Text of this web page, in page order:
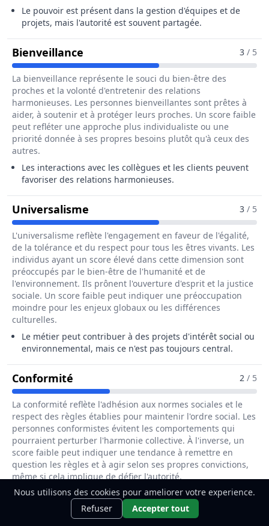
Le pouvoir est présent dans la gestion d'équipes et de
projets, mais l'autorité est souvent partagée.
Bienveillance Pour Le Métier De 3 / 5
La bienveillance représente le souci du bien-être des
proches et la volonté d'entretenir des relations
harmonieuses. Les personnes bienveillantes sont prêtes à
aider, à soutenir et à protéger leurs proches. Un score faible
peut refléter une approche plus individualiste ou une
priorité donnée à ses propres besoins plutôt qu'à ceux des
autres.
Les interactions avec les collègues et les clients peuvent
favoriser des relations harmonieuses.
Universalisme Pour Le Métier De 3 / 5
L'universalisme reflète l'engagement en faveur de l'égalité,
de la tolérance et du respect pour tous les êtres vivants. Les
individus ayant un score élevé dans cette dimension sont
préoccupés par le bien-être de l'humanité et de
l'environnement. Ils prônent l'ouverture d'esprit et la justice
sociale. Un score faible peut indiquer une préoccupation
moindre pour les enjeux globaux ou les différences
culturelles.
Le métier peut contribuer à des projets d'intérêt social ou
environnemental, mais ce n'est pas toujours central.
Conformité Pour Le Métier De Administrateur
2 / 5
La conformité reflète l'adhésion aux normes sociales et le
respect des règles établies pour maintenir l'ordre social. Les
personnes conformistes évitent les comportements qui
pourraient perturber l'harmonie collective. À l'inverse, un
score faible peut indiquer une tendance à remettre en
question les règles et à agir selon ses propres convictions,
même si cela implique de défier l'autorité.
Il y a un besoin de respecter certaines normes
techniques, mais la créativité laisse peu de place à la
conformité strict.
Ce métier t'intéresse ?Découvre
comment le devenir.
Nous utilisons des cookies pour ameliorer votre experience.
Refuser
Accepter tout